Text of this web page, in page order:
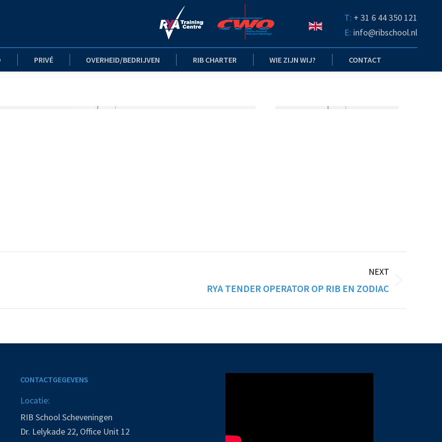
T: + 31 6 44 350 121
E: info@ribschool.nl
PRIVÉ OVERHEID/BEDRIJVEN RIB CHARTER WIE ZIJN WIJ? CONTACT
NEXT
RYA TENDER OPERATOR OP RIB EN ZODIAC
CONTACTGEGEVENS
Locatie:
RIB School Scheveningen
Dr. Lelykade 22, Office Unit 12